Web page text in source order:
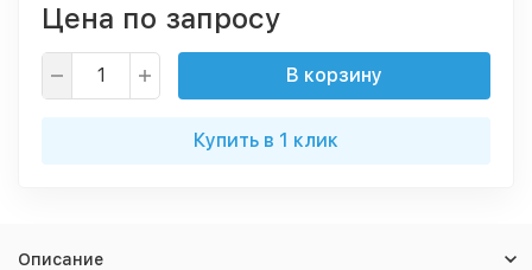
Цена по запросу
В корзину
Купить в 1 клик
Описание